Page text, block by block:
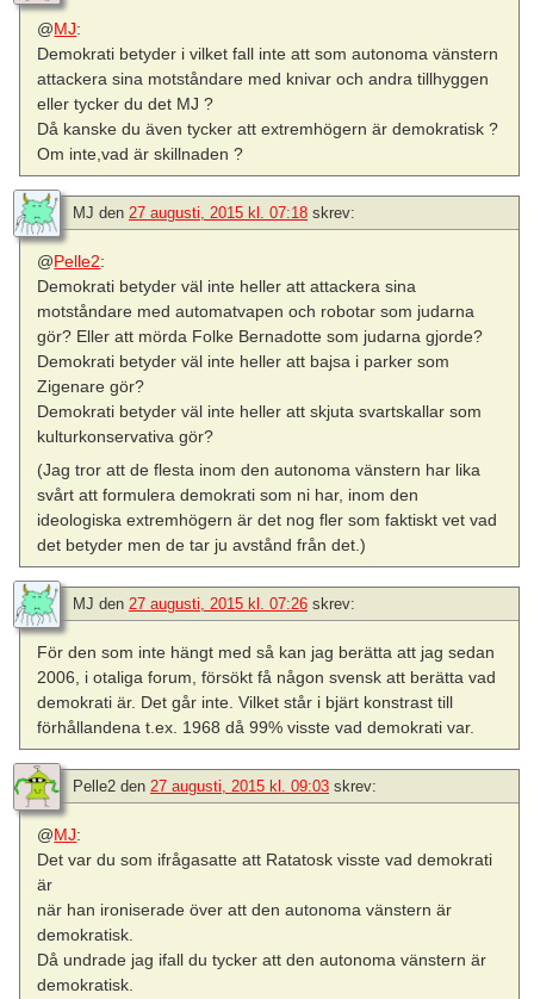
@MJ:
Demokrati betyder i vilket fall inte att som autonoma vänstern
attackera sina motståndare med knivar och andra tillhyggen
eller tycker du det MJ ?
Då kanske du även tycker att extremhögern är demokratisk ?
Om inte,vad är skillnaden ?
MJ den 27 augusti, 2015 kl. 07:18 skrev:
@Pelle2:
Demokrati betyder väl inte heller att attackera sina
motståndare med automatvapen och robotar som judarna
gör? Eller att mörda Folke Bernadotte som judarna gjorde?
Demokrati betyder väl inte heller att bajsa i parker som
Zigenare gör?
Demokrati betyder väl inte heller att skjuta svartskallar som
kulturkonservativa gör?
(Jag tror att de flesta inom den autonoma vänstern har lika
svårt att formulera demokrati som ni har, inom den
ideologiska extremhögern är det nog fler som faktiskt vet vad
det betyder men de tar ju avstånd från det.)
MJ den 27 augusti, 2015 kl. 07:26 skrev:
För den som inte hängt med så kan jag berätta att jag sedan
2006, i otaliga forum, försökt få någon svensk att berätta vad
demokrati är. Det går inte. Vilket står i bjärt konstrast till
förhållandena t.ex. 1968 då 99% visste vad demokrati var.
Pelle2 den 27 augusti, 2015 kl. 09:03 skrev:
@MJ:
Det var du som ifrågasatte att Ratatosk visste vad demokrati
är
när han ironiserade över att den autonoma vänstern är
demokratisk.
Då undrade jag ifall du tycker att den autonoma vänstern är
demokratisk.